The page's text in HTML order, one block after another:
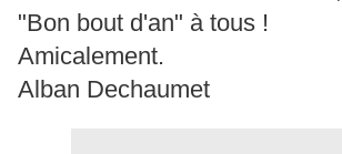
"Bon bout d'an" à tous !
Amicalement.
Alban Dechaumet